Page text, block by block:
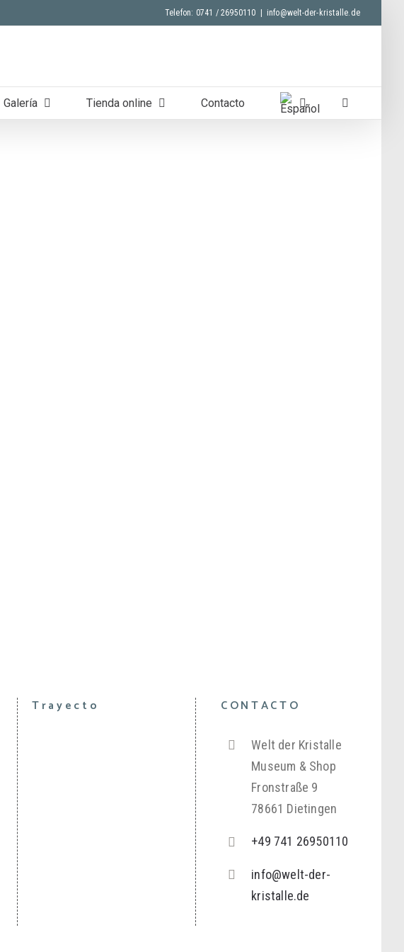
Telefon: 0741 / 26950110 info@welt-der-kristalle.de
Galería Tienda online Contacto
Trayecto CONTACTO
Welt der Kristalle
Museum & Shop
Fronstraße 9
78661 Dietingen
+49 741 26950110
info@welt-der-
kristalle.de